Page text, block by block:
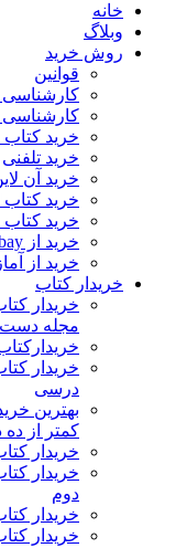
خانه
وبلاگ
روش خرید
قوانین
کارشناسی
خرید
خرید تلفنی
خرید آن
خرید
خرید
خرید از ebay
خرید از
خریدار کتاب
خریدار
مجله
خریدار
درسی
بهترین
کمتر از ده
خریدار
خریدار
دوم
خریدار
خریدار